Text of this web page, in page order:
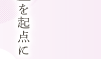
を起点に